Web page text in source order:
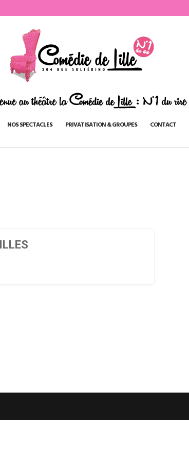
NOS SPECTACLES PRIVATISATION & GROUPES CONTACT